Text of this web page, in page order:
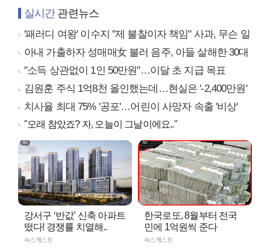
실시간관련뉴스
'패러디 여왕' 이수지 "제 불찰이자 책임" 사과, 무슨 일
아내 가출하자 성매매女 불러 음주, 아들 살해한 30대
"소득 상관없이 1인 50만원"…이달 초 지급 목표
김원훈 주식 1억8천 올인했는데…현실은 '-2,400만원'
치사율 최대 75% '공포'…어린이 사망자 속출 '비상'
"오래 참았죠? 자, 오늘이 그날이에요.."
강서구 ‘반값’ 신축 아파트
떴다! 경쟁률 치열해..
뉴스캐스트
한국로또, 8월부터 전국
민에 1억원씩 준다
뉴스캐스트